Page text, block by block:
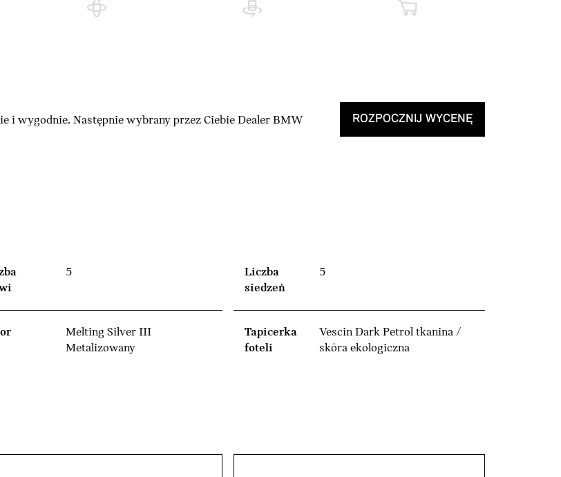
i wygodnie. Następnie wybrany przez Ciebie Dealer BMW
ROZPOCZNIJ WYCENĘ
5
Melting Silver III
Metalizowany
Liczba
siedzeń
5
Tapicerka
foteli
Vescin Dark Petrol tkanina /
skóra ekologiczna